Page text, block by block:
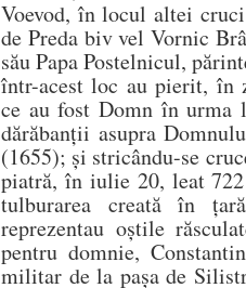
Voevod, în locul altei
de Preda biv vel Vornic
său Papa Postelnicul,
într-acest loc au pierit, în
ce au fost Domn în urma
dărăbanții asupra
(1655); și stricându-se
piatră, în iulie 20, leat
tulburarea creată în
reprezentau oștile
pentru domnie,
militar de la pașa de